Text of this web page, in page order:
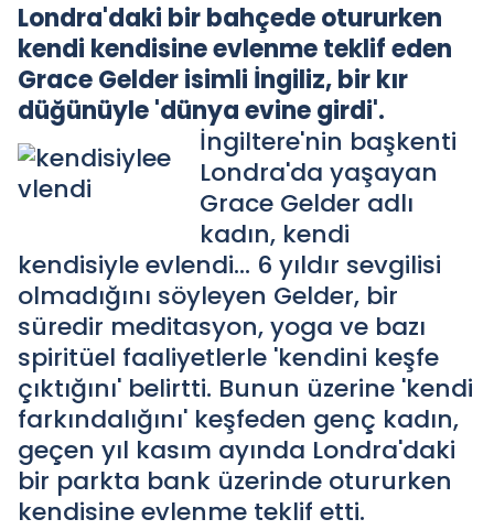
Londra'daki bir bahçede otururken
kendi kendisine evlenme teklif eden
Grace Gelder isimli İngiliz, bir kır
düğünüyle 'dünya evine girdi'.
İngiltere'nin başkenti
Londra'da yaşayan
Grace Gelder adlı
kadın, kendi
kendisiyle evlendi... 6 yıldır sevgilisi
olmadığını söyleyen Gelder, bir
süredir meditasyon, yoga ve bazı
spiritüel faaliyetlerle 'kendini keşfe
çıktığını' belirtti. Bunun üzerine 'kendi
farkındalığını' keşfeden genç kadın,
geçen yıl kasım ayında Londra'daki
bir parkta bank üzerinde otururken
kendisine evlenme teklif etti.